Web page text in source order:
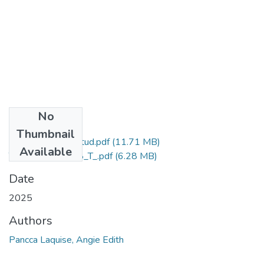
No
Thumbnail
Available
Grado de Similitud.pdf(11.71 MB)
T036_48753268_T_.pdf(6.28 MB)
Date
2025
Authors
Pancca Laquise, Angie Edith